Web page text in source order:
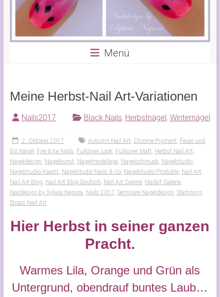
Menü
Meine Herbst-Nail Art-Variationen
Nails2017 Black Nails, Herbstnägel, Winternägel
2. Oktober 2017 Autumn Nail Art, Chrome Pigment, Feuer und
Eis Nägel , Fire & Ice Nails, Fullcover Look, Fullcover Matt, Herbst Nail Art,
Nageldesign, Nagelkunst, Nagelmodellage, Nagelschmuck, Nagelstudio,
Nagelstudio Kaarst, Nagelstudio Nails & Co, Nagelstudio Produkte, Nail Art,
Nail Art Blog, Nail Art Blog Deutsch, Nail Art Galerie, Nailart Galerie,
Naildesign by Sylwia Napora, Nails 2017, Seminare Nageldesign, Stamping,
Strass Nail Art
Hier Herbst in seiner ganzen
Pracht.
Warmes Lila, Orange und Grün als
Untergrund, obendrauf buntes Laub…